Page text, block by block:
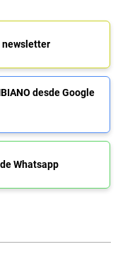
newsletter
desde Google
Whatsapp